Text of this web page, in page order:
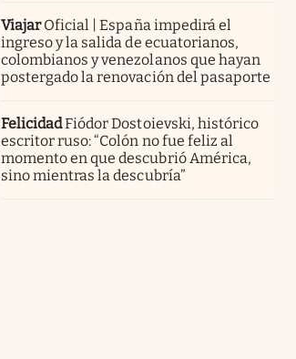
Viajar Oficial | España impedirá el
ingreso y la salida de ecuatorianos,
colombianos y venezolanos que hayan
postergado la renovación del pasaporte
FelicidadFiódor Dostoievski, histórico
escritor ruso: “Colón no fue feliz al
momento en que descubrió América,
sino mientras la descubría”